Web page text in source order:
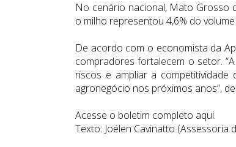
No cenário nacional, Mato Grosso
o milho representou 4,6% do
De acordo com o economista da
compradores fortalecem o setor.
riscos e ampliar a
agronegócio nos próximos anos”,
Acesse o boletim completo aqui.
Texto: Joélen Cavinatto (Assessoria